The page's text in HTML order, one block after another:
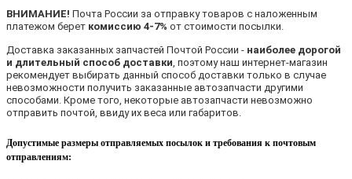
ВНИМАНИЕ! Почта России за отправку товаров с наложенным
платежом берет комиссию 4-7% от стоимости посылки.
Доставка заказанных запчастей Почтой России - наиболее дорогой
и длительный способ доставки , поэтому наш интернет-магазин
рекомендует выбирать данный способ доставки только в случае
невозможности получить заказанные автозапчасти другими
способами. Кроме того, некоторые автозапчасти невозможно
отправить почтой, ввиду их веса или габаритов.
Допустимые размеры отправляемых посылок и требования к почтовым
отправлениям: